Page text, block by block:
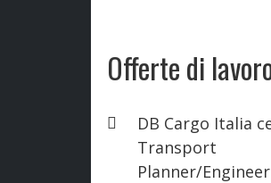
Offerte di
DB Cargo Italia
Transport
Planner/